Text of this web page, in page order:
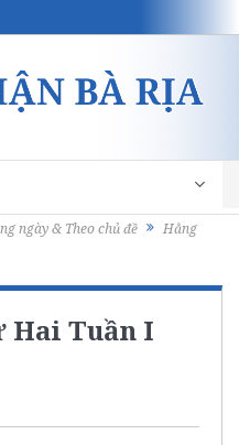
ngày & Theo chủ đề
Hằng
Hai Tuần I